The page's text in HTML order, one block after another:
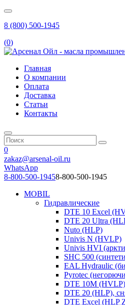
8 (800) 500-1945
(0)
Главная
О компании
Оплата
Доставка
Статьи
Контакты
0
zakaz@arsenal-oil.ru
WhatsApp
8-800-500-19458-800-500-1945
MOBIL
Гидравлические
DTE 10 Excel
DTE 20 Ultra
Nuto (HLP)
Univis N (HVLP)
Univis HVI
SHC 500
EAL Hydraulic
Pyrotec
DTE 10M
DTE 20 (HLP),
DTE Excel (HLP